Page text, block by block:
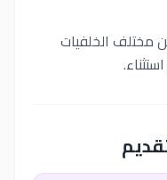
مختلف الخلفيات